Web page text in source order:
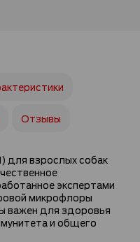
для взрослых собак
экспертами
микрофлоры
важен для здоровья
и общего
Отзывы